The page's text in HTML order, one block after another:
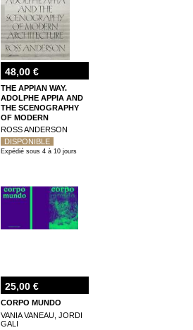
48,00 €
THE APPIAN WAY.
ADOLPHE APPIA AND
THE SCENOGRAPHY
OF MODERN
ARCHITECTURE
ROSS ANDERSON
DISPONIBLE
Expédié sous 4 à 10 jours
25,00 €
CORPO MUNDO
VANIA VANEAU, JORDI
GALI